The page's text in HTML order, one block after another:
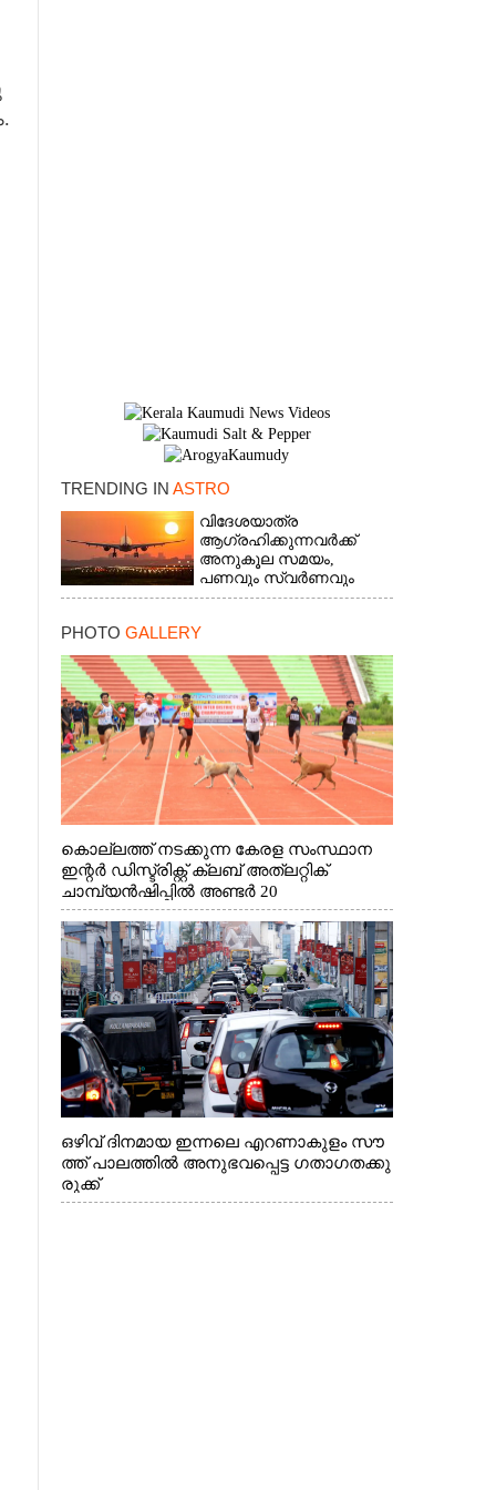
TRENDING IN ASTRO
വിദേശയാത്ര
ആഗ്രഹിക്കുന്നവർക്ക്
അനുകൂല സമയം,​
പണവും സ്വർണവും
ലഭിക്കാൻ യോഗം
PHOTO GALLERY
കൊല്ലത്ത് നടക്കുന്ന കേരള സംസ്ഥാന
ഇന്റർ ഡിസ്ട്രിക്റ്റ് ക്ലബ് അത്‌ലറ്റിക്
ചാമ്പ്യൻഷിപ്പിൽ അണ്ടർ 20
ആൺകുട്ടികളുടെ 200 മീറ്റർ ഓട്ടം
ഫൈനൽ മത്സരത്തിനിടെ സിന്തറ്റിക്
ട്രാക്കിന് കുറുകെ ഓടുന്ന നായകൾ.
ഒഴിവ് ദിനമായ ഇന്നലെ എറണാകുളം സൗ
ത്ത് പാലത്തിൽ അനുഭവപ്പെട്ട ഗതാഗതക്കു
രുക്ക്
×